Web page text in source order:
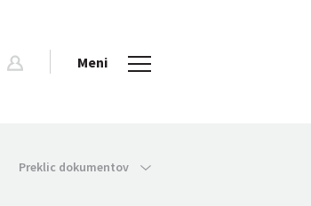
Meni
Preklic dokumentov